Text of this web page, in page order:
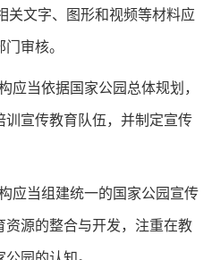
关文字、图形和视频等材料应
审核。
应当依据国家公园总体规划，
宣传教育队伍，并制定宣传
应当组建统一的国家公园宣传
源的整合与开发，注重在教